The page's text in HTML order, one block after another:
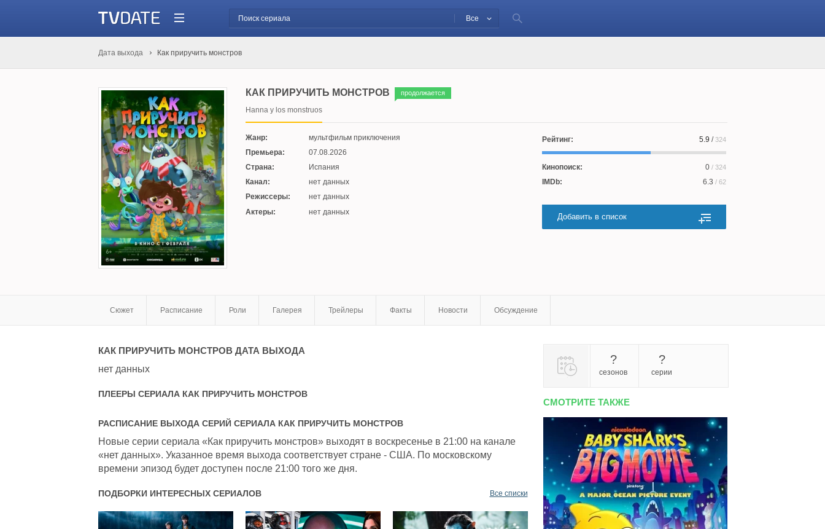
Все
Дата выхода Как приручить монстров
КАК ПРИРУЧИТЬ МОНСТРОВ продолжается
Hanna y los monstruos
Жанр:
мультфильм приключения
Премьера:
07.08.2026
Страна:
Испания
Канал:
нет данных
Режиссеры:
нет данных
Актеры:
нет данных
Рейтинг: 5.9 /324
Кинопоиск: 0 / 324
IMDb: 6.3 / 62
Добавить в список
Сюжет Расписание Роли Галерея Трейлеры Факты Новости Обсуждение
КАК ПРИРУЧИТЬ МОНСТРОВ ДАТА ВЫХОДА
нет данных
ПЛЕЕРЫ СЕРИАЛА КАК ПРИРУЧИТЬ МОНСТРОВ
РАСПИСАНИЕ ВЫХОДА СЕРИЙ СЕРИАЛА КАК ПРИРУЧИТЬ МОНСТРОВ
Новые серии сериала «Как приручить монстров» выходят в воскресенье в 21:00 на канале
«нет данных». Указанное время выхода соответствует стране - США. По московскому
времени эпизод будет доступен после 21:00 того же дня.
ПОДБОРКИ ИНТЕРЕСНЫХ СЕРИАЛОВ Все списки
?
сезонов
?
серии
СМОТРИТЕ ТАКЖЕ